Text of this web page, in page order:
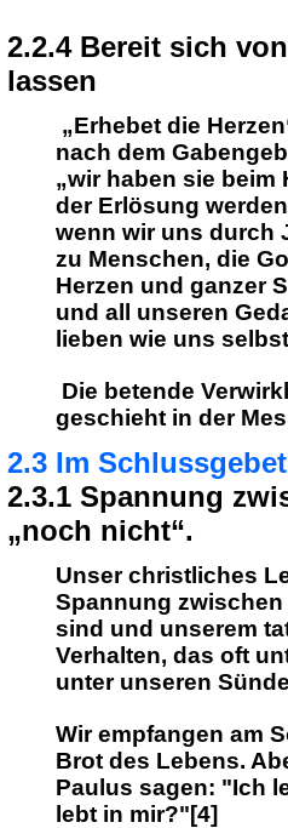
2.2.4 Bereit sich
lassen
„Erhebet die
nach dem
„wir haben sie beim
der Erlösung
wenn wir uns durch
zu Menschen, die
Herzen und ganzer
und all unseren
lieben wie uns
Die betende
geschieht in der
2.3 Im Schlussgebet
2.3.1 Spannung
„noch nicht“.
Unser christliches
Spannung
sind und unserem
Verhalten, das oft
unter unseren
Wir empfangen am
Brot des Lebens.
Paulus sagen: "Ich
lebt in mir?"[4]